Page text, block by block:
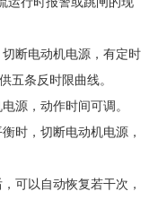
断电动机电源，有定时
五条反时限曲线。
源，动作时间可调。
时，切断电动机电源，
可以自动恢复若干次，